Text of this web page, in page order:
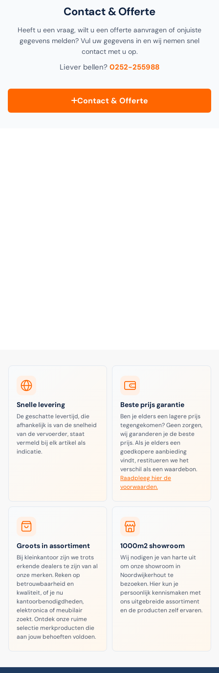
Contact & Offerte
Heeft u een vraag, wilt u een offerte aanvragen of onjuiste
gegevens melden? Vul uw gegevens in en wij nemen snel
contact met u op.
Liever bellen? 0252-255988
Contact & Offerte
Snelle levering
De geschatte levertijd, die
afhankelijk is van de snelheid
van de vervoerder, staat
vermeld bij elk artikel als
indicatie.
Beste prijs garantie
Ben je elders een lagere prijs
tegengekomen? Geen zorgen,
wij garanderen je de beste
prijs. Als je elders een
goedkopere aanbieding
vindt, restitueren we het
verschil als een waardebon.
Raadpleeg hier de
voorwaarden.
Groots in assortiment
Bij kleinkantoor zijn we trots
erkende dealers te zijn van al
onze merken. Reken op
betrouwbaarheid en
kwaliteit, of je nu
kantoorbenodigdheden,
elektronica of meubilair
zoekt. Ontdek onze ruime
selectie merkproducten die
aan jouw behoeften voldoen.
1000m2 showroom
Wij nodigen je van harte uit
om onze showroom in
Noordwijkerhout te
bezoeken. Hier kun je
persoonlijk kennismaken met
ons uitgebreide assortiment
en de producten zelf ervaren.